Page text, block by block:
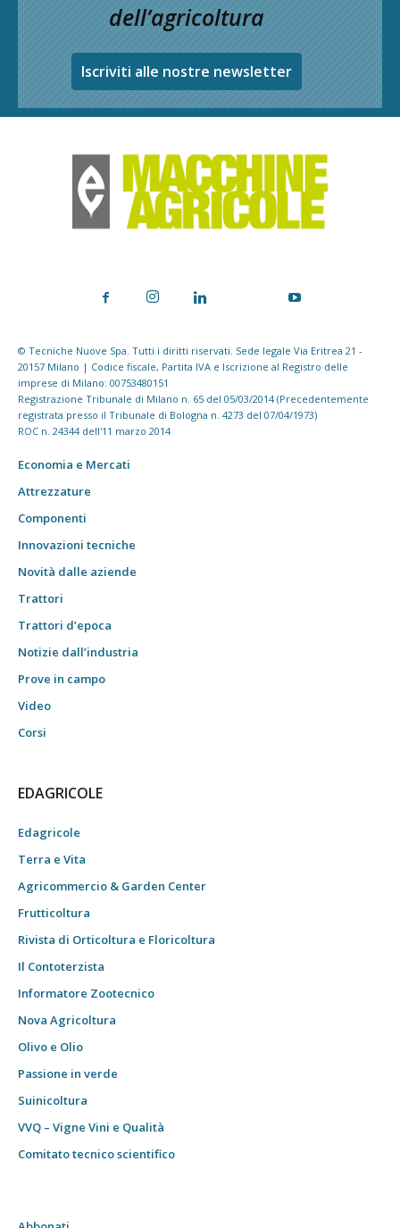
dell’agricoltura
Iscriviti alle nostre newsletter
© Tecniche Nuove Spa. Tutti i diritti riservati. Sede legale Via Eritrea 21 -
20157 Milano | Codice fiscale, Partita IVA e Iscrizione al Registro delle
imprese di Milano: 00753480151
Registrazione Tribunale di Milano n. 65 del 05/03/2014 (Precedentemente
registrata presso il Tribunale di Bologna n. 4273 del 07/04/1973)
ROC n. 24344 dell'11 marzo 2014
Economia e Mercati
Attrezzature
Componenti
Innovazioni tecniche
Novità dalle aziende
Trattori
Trattori d’epoca
Notizie dall’industria
Prove in campo
Video
Corsi
EDAGRICOLE
Edagricole
Terra e Vita
Agricommercio & Garden Center
Frutticoltura
Rivista di Orticoltura e Floricoltura
Il Contoterzista
Informatore Zootecnico
Nova Agricoltura
Olivo e Olio
Passione in verde
Suinicoltura
VVQ – Vigne Vini e Qualità
Comitato tecnico scientifico